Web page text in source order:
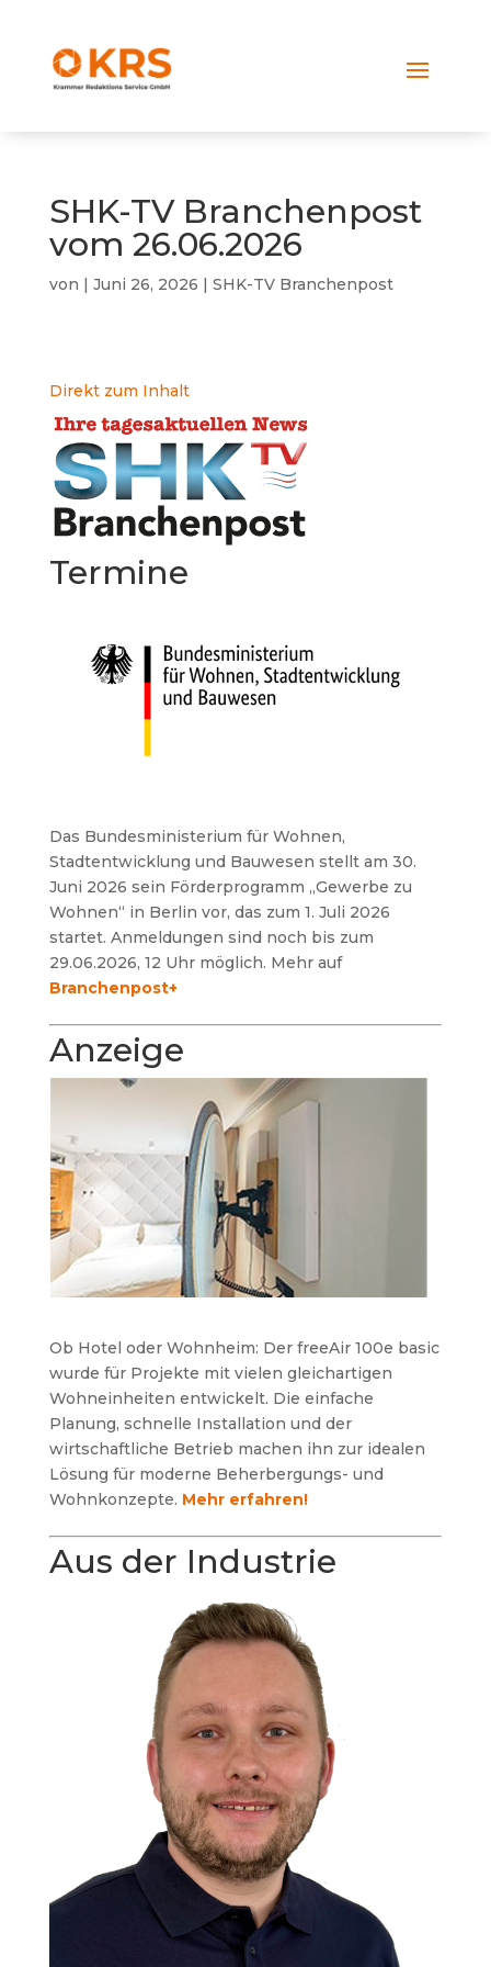
SHK-TV Branchenpost
vom 26.06.2026
von | Juni 26, 2026 | SHK-TV Branchenpost
Direkt zum Inhalt
Termine
Das Bundesministerium für Wohnen,
Stadtentwicklung und Bauwesen stellt am 30.
Juni 2026 sein Förderprogramm „Gewerbe zu
Wohnen“ in Berlin vor, das zum 1. Juli 2026
startet. Anmeldungen sind noch bis zum
29.06.2026, 12 Uhr möglich. Mehr auf
Branchenpost+
Anzeige
Ob Hotel oder Wohnheim: Der freeAir 100e basic
wurde für Projekte mit vielen gleichartigen
Wohneinheiten entwickelt. Die einfache
Planung, schnelle Installation und der
wirtschaftliche Betrieb machen ihn zur idealen
Lösung für moderne Beherbergungs- und
Wohnkonzepte. Mehr erfahren!
Aus der Industrie